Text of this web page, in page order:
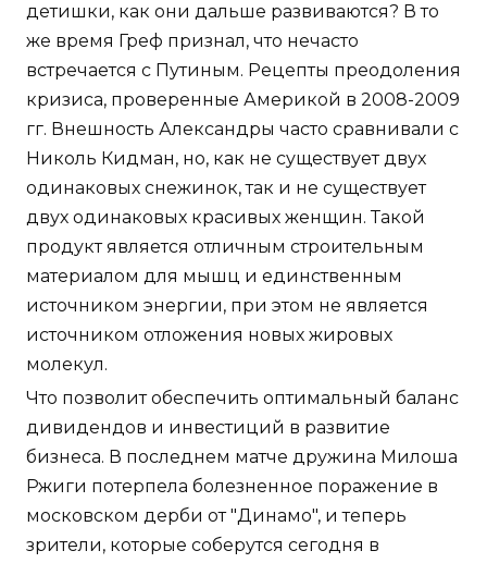
детишки, как они дальше развиваются? В то
же время Греф признал, что нечасто
встречается с Путиным. Рецепты преодоления
кризиса, проверенные Америкой в 2008-2009
гг. Внешность Александры часто сравнивали с
Николь Кидман, но, как не существует двух
одинаковых снежинок, так и не существует
двух одинаковых красивых женщин. Такой
продукт является отличным строительным
материалом для мышц и единственным
источником энергии, при этом не является
источником отложения новых жировых
молекул.
Что позволит обеспечить оптимальный баланс
дивидендов и инвестиций в развитие
бизнеса. В последнем матче дружина Милоша
Ржиги потерпела болезненное поражение в
московском дерби от "Динамо", и теперь
зрители, которые соберутся сегодня в